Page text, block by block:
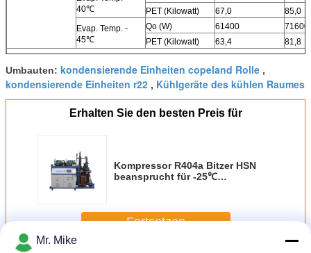
40℃
PET (Kilowatt)
67,0
85,0
Evap. Temp. -
45℃
Qo (W) 61400
PET (Kilowatt)
63,4
81,8
Kondensationstemperatur 35℃, mit Ekonomiser.
Umbauten: kondensierende Einheiten copeland Rolle ,
kondensierende Einheiten r22 , Kühlgeräte des kühlen Raumes
Erhalten Sie den besten Preis für
Kompressor R404a Bitzer HSN
beansprucht für -25℃
Fortsetzen
Mr. Mike